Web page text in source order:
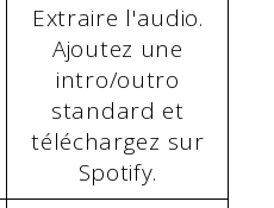
Extraire l'audio.
Ajoutez une
intro/outro
standard et
téléchargez sur
Spotify.